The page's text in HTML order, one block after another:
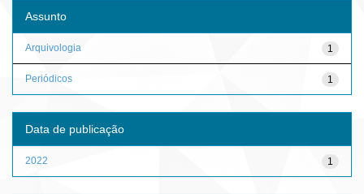
Assunto
1
Arquivologia
1
Periódicos
Data de publicação
1
2022